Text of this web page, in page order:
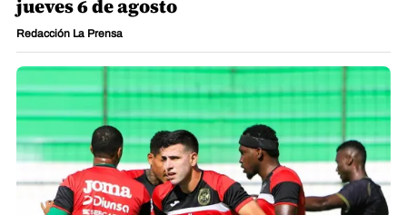
Deportes
Otro golpe del Marathón: Anuncia octavo
fichaje y va por el título